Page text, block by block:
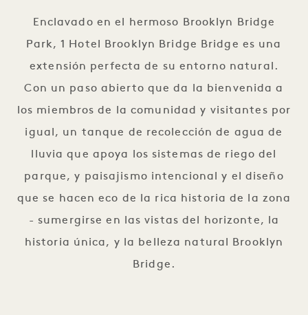
Enclavado en el hermoso Brooklyn Bridge
Park, 1 Hotel Brooklyn Bridge Bridge es una
extensión perfecta de su entorno natural.
Con un paso abierto que da la bienvenida a
los miembros de la comunidad y visitantes por
igual, un tanque de recolección de agua de
lluvia que apoya los sistemas de riego del
parque, y paisajismo intencional y el diseño
que se hacen eco de la rica historia de la zona
- sumergirse en las vistas del horizonte, la
historia única, y la belleza natural Brooklyn
Bridge.